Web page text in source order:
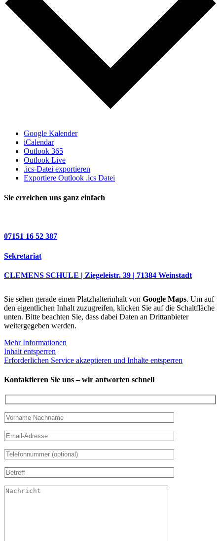
Google Kalender
iCalendar
Outlook 365
Outlook Live
.ics-Datei exportieren
Exportiere Outlook .ics Datei
Sie erreichen uns ganz einfach
07151 16 52 387
Sekretariat
CLEMENS SCHULE | Ziegeleistr. 39 | 71384 Weinstadt
Sie sehen gerade einen Platzhalterinhalt von Google Maps. Um auf
den eigentlichen Inhalt zuzugreifen, klicken Sie auf die Schaltfläche
unten. Bitte beachten Sie, dass dabei Daten an Drittanbieter
weitergegeben werden.
Mehr Informationen
Inhalt entsperren
Erforderlichen Service akzeptieren und Inhalte entsperren
Kontaktieren Sie uns – wir antworten schnell